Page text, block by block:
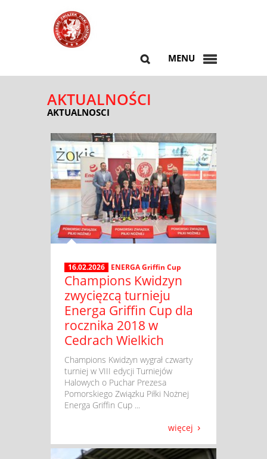
MENU
AKTUALNOŚCI
AKTUALNOSCI
16.02.2026 ENERGA Griffin Cup
Champions Kwidzyn
zwycięzcą turnieju
Energa Griffin Cup dla
rocznika 2018 w
Cedrach Wielkich
​ Champions Kwidzyn wygrał czwarty
turniej w VIII edycji Turniejów
Halowych o Puchar Prezesa
Pomorskiego Związku Piłki Nożnej
Energa Griffin Cup ...
więcej